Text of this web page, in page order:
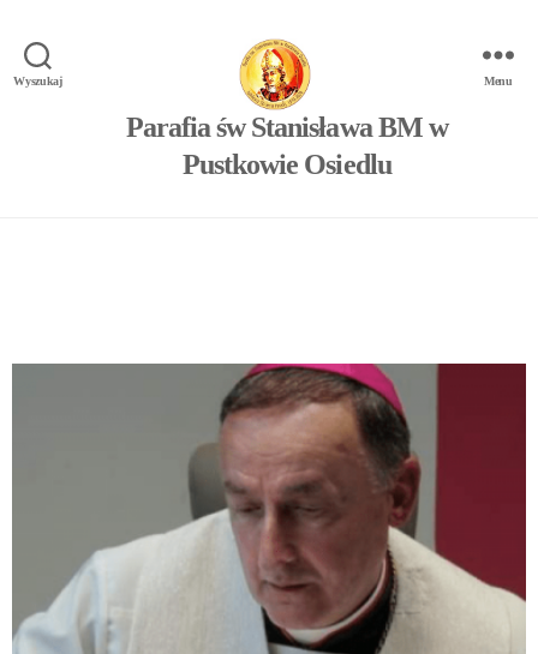
Wyszukaj
Parafia św Stanisława BM w
Pustkowie Osiedlu
Menu